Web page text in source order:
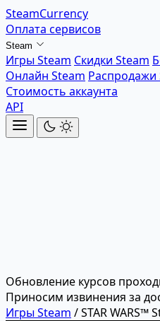
SteamCurrency
Оплата сервисов
Steam
Игры Steam Скидки Steam
Онлайн Steam Распродажи
Стоимость аккаунта
API
Обновление курсов
Приносим извинения за
Игры Steam /STAR WARS™